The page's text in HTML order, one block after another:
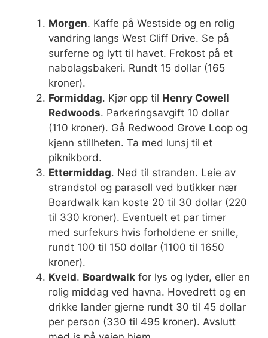
Morgen. Kaffe på Westside og en rolig
vandring langs West Cliff Drive. Se på
surferne og lytt til havet. Frokost på et
nabolagsbakeri. Rundt 15 dollar (165
kroner).
Formiddag. Kjør opp til Henry Cowell
Redwoods. Parkeringsavgift 10 dollar
(110 kroner). Gå Redwood Grove Loop og
kjenn stillheten. Ta med lunsj til et
piknikbord.
Ettermiddag. Ned til stranden. Leie av
strandstol og parasoll ved butikker nær
Boardwalk kan koste 20 til 30 dollar (220
til 330 kroner). Eventuelt et par timer
med surfekurs hvis forholdene er snille,
rundt 100 til 150 dollar (1100 til 1650
kroner).
Kveld. Boardwalk for lys og lyder, eller en
rolig middag ved havna. Hovedrett og en
drikke lander gjerne rundt 30 til 45 dollar
per person (330 til 495 kroner). Avslutt